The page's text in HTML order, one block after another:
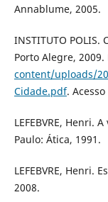
Annablume, 2005.
INSTITUTO
Porto Alegre,
content/uploads/
Cidade.pdf.
LEFEBVRE, Henri.
Paulo: Ática, 1991.
LEFEBVRE, Henri.
2008.